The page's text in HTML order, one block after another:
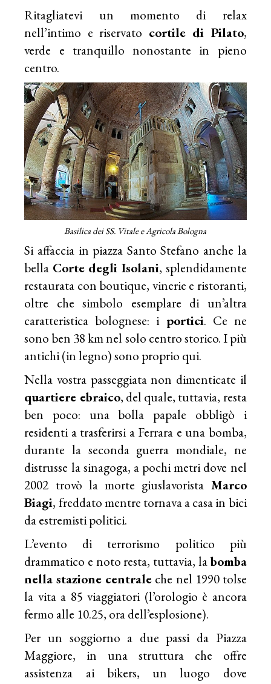
Ritagliatevi un momento di relax
nell’intimo e riservato cortile di Pilato,
verde e tranquillo nonostante in pieno
centro.
Basilica dei SS. Vitale e Agricola Bologna
Si affaccia in piazza Santo Stefano anche la
bella Corte degli Isolani, splendidamente
restaurata con boutique, vinerie e ristoranti,
oltre che simbolo esemplare di un’altra
caratteristica bolognese: i portici. Ce ne
sono ben 38 km nel solo centro storico. I più
antichi (in legno) sono proprio qui.
Nella vostra passeggiata non dimenticate il
quartiere ebraico, del quale, tuttavia, resta
ben poco: una bolla papale obbligò i
residenti a trasferirsi a Ferrara e una bomba,
durante la seconda guerra mondiale, ne
distrusse la sinagoga, a pochi metri dove nel
2002 trovò la morte giuslavorista Marco
Biagi, freddato mentre tornava a casa in bici
da estremisti politici.
L’evento di terrorismo politico più
drammatico e noto resta, tuttavia, labomba
nella stazione centrale che nel 1990 tolse
la vita a 85 viaggiatori (l’orologio è ancora
fermo alle 10.25, ora dell’esplosione).
Per un soggiorno a due passi da Piazza
Maggiore, in una struttura che offre
assistenza ai bikers, un luogo dove